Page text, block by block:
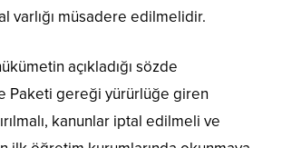
varlığı müsadere edilmelidir.
açıkladığı sözde
Paketi gereği yürürlüğe giren
kanunlar iptal edilmeli ve